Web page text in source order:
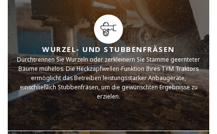
WURZEL- UND STUBBENFRÄSEN
Durchtrennen Sie Wurzeln oder zerkleinern Sie Stämme geernteter
Bäume mühelos. Die Heckzapfwellen-Funktion Ihres TYM Traktors
ermöglicht das Betreiben leistungsstarker Anbaugeräte,
einschließlich Stubbenfräsen, um die gewünschten Ergebnisse zu
erzielen.